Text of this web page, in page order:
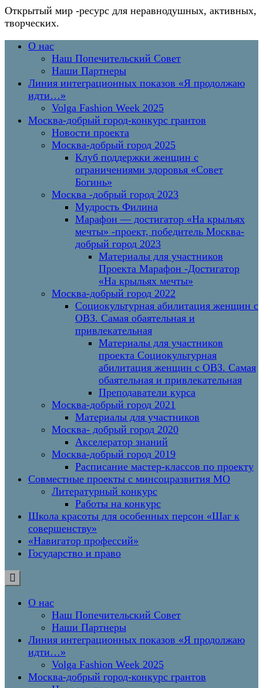
Открытый мир -ресурс для неравнодушных, активных,
творческих.
Перейти
содержимому
Основное
О нас
Наш Попечительский Совет
Наши Партнеры
Линия интеграционных показов «Я продолжаю
идти…»
Volga Fashion Week 2025
Москва-добрый город-конкурс грантов
Новости проекта
Москва-добрый город 2025
Клуб поддержки женщин с
ограничениями здоровья «Совет
Богинь»
Москва -добрый город 2023
Мудрость Филина
Марафон — достигатор «На крыльях
мечты» -проект, победитель Москва-
добрый город 2023
Материалы для участников
Проекта Марафон -Достигатор
«На крыльях мечты»
Москва-добрый город 2022
Социокультурная абилитация женщин с
ОВЗ. Самая обаятельная и
привлекательная
Материалы для участников
проекта Социокультурная
абилитация женщин с ОВЗ. Самая
обаятельная и привлекательная
Преподаватели курса
Москва-добрый город 2021
Материалы для участников
Москва- добрый город 2020
Акселератор знаний
Москва-добрый город 2019
Расписание мастер-классов по проекту
Совместные проекты с минсоцразвития МО
Литературный конкурс
Работы на конкурс
Школа красоты для особенных персон «Шаг к
совершенству»
«Навигатор профессий»
Государство и право
О нас
Наш Попечительский Совет
Наши Партнеры
Линия интеграционных показов «Я продолжаю
идти…»
Volga Fashion Week 2025
Москва-добрый город-конкурс грантов